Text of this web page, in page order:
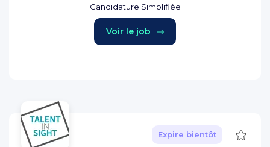
Candidature Simplifiée
Voir le job
Expire bientôt